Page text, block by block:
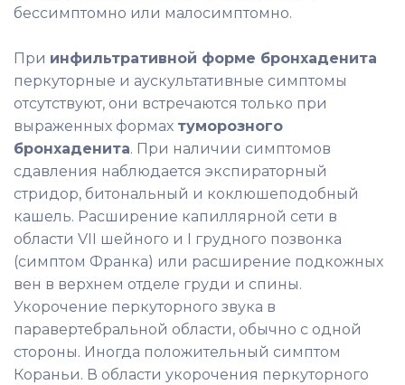
бессимптомно или малосимптомно.
При инфильтративной форме бронхаденита
перкуторные и аускультативные симптомы
отсутствуют, они встречаются только при
выраженных формах туморозного
бронхаденита. При наличии симптомов
сдавления наблюдается экспираторный
стридор, битональный и коклюшеподобный
кашель. Расширение капиллярной сети в
области VII шейного и I грудного позвонка
(симптом Франка) или расширение подкожных
вен в верхнем отделе груди и спины.
Укорочение перкуторного звука в
паравертебральной области, обычно с одной
стороны. Иногда положительный симптом
Кораньи. В области укорочения перкуторного